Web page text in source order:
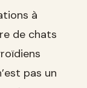
à
de chats
pas un